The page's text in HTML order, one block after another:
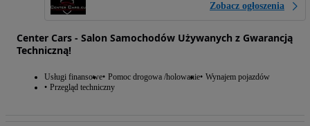
Zobacz ogłoszenia
Center Cars - Salon Samochodów Używanych z Gwarancją
Techniczną!
Usługi finansowe Pomoc drogowa /holowanie Wynajem pojazdów
Przegląd techniczny